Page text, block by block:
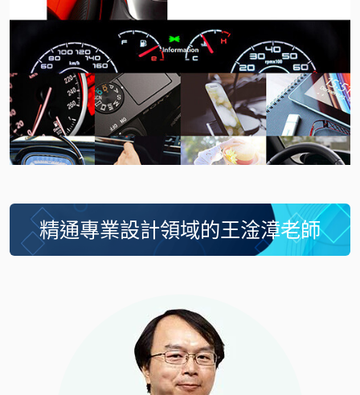
精通專業設計領域的王淦漳老師